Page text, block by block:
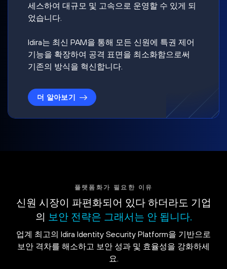
세스하여 대규모 및 고속으로 운영할 수 있게 되
었습니다.
Idira는 최신 PAM을 통해 모든 신원에 특권 제어
기능을 확장하여 공격 표면을 최소화함으로써
기존의 방식을 혁신합니다.
더 알아보기
플랫폼화가 필요한 이유
신원 시장이 파편화되어 있다 하더라도 기업
의 보안 전략은 그래서는 안 됩니다.
업계 최고의 Idira Identity Security Platform을 기반으로
보안 격차를 해소하고 보안 성과 및 효율성을 강화하세
요.